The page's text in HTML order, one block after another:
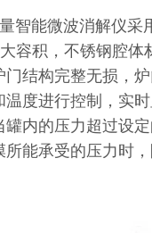
智能微波消解仪采
容积，不锈钢腔
门结构完整无损，
温度进行控制，实
罐内的压力超过设
所能承受的压力时